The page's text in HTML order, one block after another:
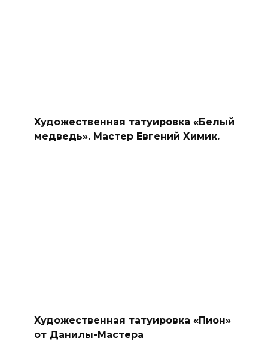
Художественная татуировка «Белый
медведь». Мастер Евгений Химик.
Художественная татуировка «Пион»
от Данилы-Мастера